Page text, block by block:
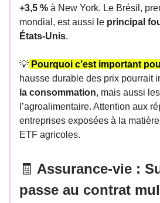
+3,5 % à New York. Le Brésil,
mondial, est aussi le principal
États-Unis.
💡 Pourquoi c’est important
hausse durable des prix pourrait
la consommation, mais aussi
l’agroalimentaire. Attention aux
entreprises exposées à la
ETF agricoles.
🧾 Assurance-vie :
passe au contrat